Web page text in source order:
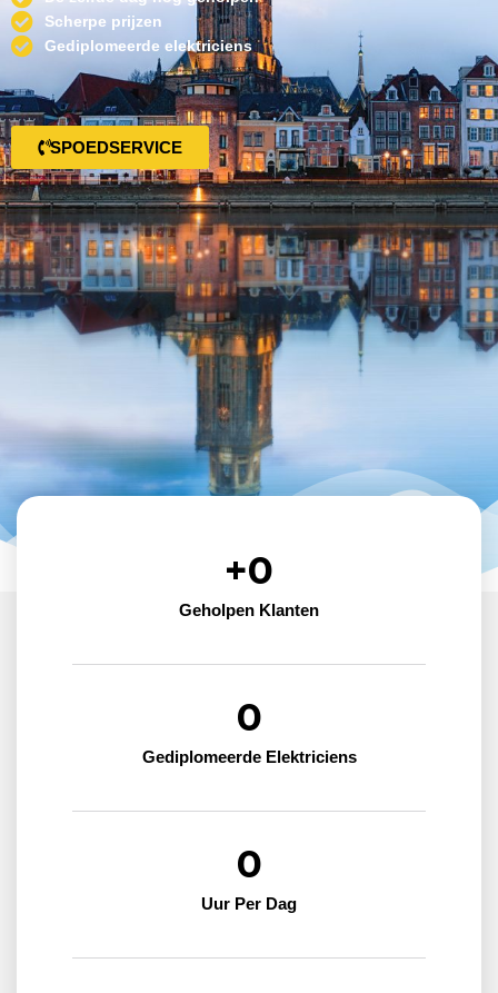
Scherpe prijzen
Gediplomeerde elektriciens
SPOEDSERVICE
Geholpen Klanten
+0
Gediplomeerde Elektriciens
0
Uur Per Dag
0